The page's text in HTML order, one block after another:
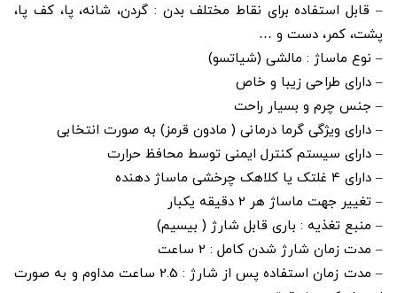
– قابل استفاده برای نقاط مختلف بدن : گردن، شانه، پا، کف پا،
پشت، کمر، دست و …
– نوع ماساژ : مالشی (شیاتسو)
– دارای طراحی زیبا و خاص
– جنس چرم و بسیار راحت
– دارای ویژگی گرما درمانی ( مادون قرمز) به صورت انتخابی
– دارای سیستم کنترل ایمنی توسط محافظ حرارت
– دارای 4 غلتک یا کلاهک چرخشی ماساژ دهنده
– تغییر جهت ماساژ هر 2 دقیقه یکبار
– منبع تغذیه : باری قابل شارژ ( بیسیم)
– مدت زمان شارژ شدن کامل : 2 ساعت
– مدت زمان استفاده پس از شارژ : 2.5 ساعت مداوم و به صورت